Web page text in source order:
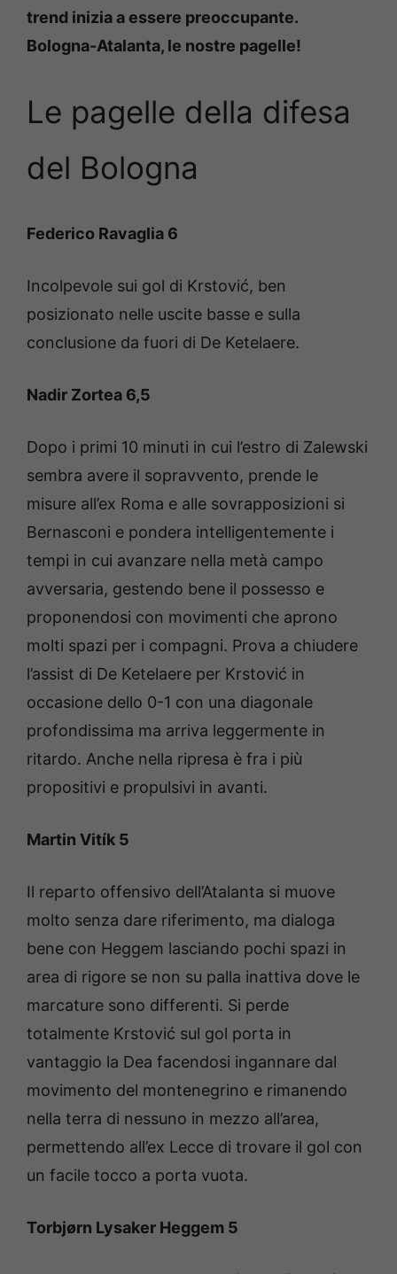
trend inizia a essere preoccupante.
Bologna-Atalanta, le nostre pagelle!
Le pagelle della difesa
del Bologna
Federico Ravaglia 6
Incolpevole sui gol di Krstović, ben
posizionato nelle uscite basse e sulla
conclusione da fuori di De Ketelaere.
Nadir Zortea 6,5
Dopo i primi 10 minuti in cui l’estro di Zalewski
sembra avere il sopravvento, prende le
misure all’ex Roma e alle sovrapposizioni si
Bernasconi e pondera intelligentemente i
tempi in cui avanzare nella metà campo
avversaria, gestendo bene il possesso e
proponendosi con movimenti che aprono
molti spazi per i compagni. Prova a chiudere
l’assist di De Ketelaere per Krstović in
occasione dello 0-1 con una diagonale
profondissima ma arriva leggermente in
ritardo. Anche nella ripresa è fra i più
propositivi e propulsivi in avanti.
Martin Vitík 5
Il reparto offensivo dell’Atalanta si muove
molto senza dare riferimento, ma dialoga
bene con Heggem lasciando pochi spazi in
area di rigore se non su palla inattiva dove le
marcature sono differenti. Si perde
totalmente Krstović sul gol porta in
vantaggio la Dea facendosi ingannare dal
movimento del montenegrino e rimanendo
nella terra di nessuno in mezzo all’area,
permettendo all’ex Lecce di trovare il gol con
un facile tocco a porta vuota.
Torbjørn Lysaker Heggem 5